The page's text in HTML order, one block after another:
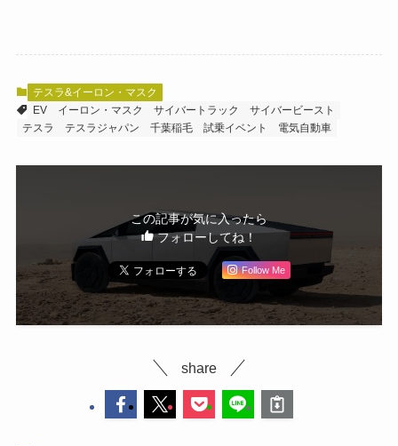
テスラ&イーロン・マスク
EV
イーロン・マスク サイバートラック
サイバービースト
テスラ
テスラジャパン 千葉稲毛 試乗イベント 電気自動車
この記事が気に入ったら
フォローしてね！
Follow Me
share